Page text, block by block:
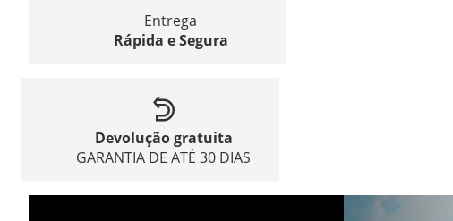
Entrega
Rápida e Segura
Devolução gratuita
GARANTIA DE ATÉ 30 DIAS